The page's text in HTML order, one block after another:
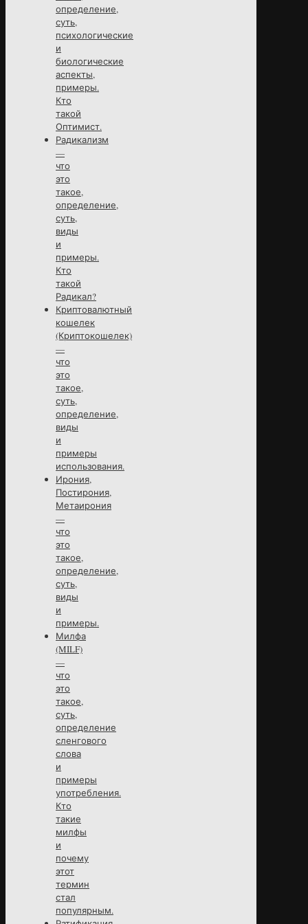
определение,
суть,
психологические
и
биологические
аспекты,
примеры.
Кто
такой
Оптимист.
Радикализм
—
что
это
такое,
определение,
суть,
виды
и
примеры.
Кто
такой
Радикал?
Криптовалютный
кошелек
(Криптокошелек)
—
что
это
такое,
суть,
определение,
виды
и
примеры
использования.
Ирония,
Постирония,
Метаирония
—
что
это
такое,
определение,
суть,
виды
и
примеры.
Милфа
(MILF)
—
что
это
такое,
суть,
определение
сленгового
слова
и
примеры
употребления.
Кто
такие
милфы
и
почему
этот
термин
стал
популярным.